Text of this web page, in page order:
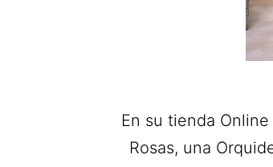
En su tienda
Rosas, una